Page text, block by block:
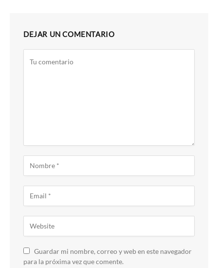
DEJAR UN COMENTARIO
Guardar mi nombre, correo y web en este navegador
para la próxima vez que comente.